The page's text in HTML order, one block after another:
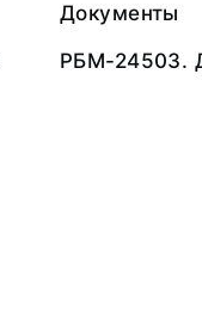
Документы
РБМ-24503.